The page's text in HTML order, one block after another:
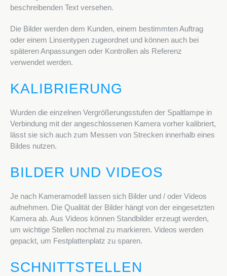
beschreibenden Text versehen.
Die Bilder werden dem Kunden, einem bestimmten Auftrag
oder einem Linsentypen zugeordnet und können auch bei
späteren Anpassungen oder Kontrollen als Referenz
verwendet werden.
KALIBRIERUNG
Wurden die einzelnen Vergrößerungsstufen der Spaltlampe in
Verbindung mit der angeschlossenen Kamera vorher kalibriert,
lässt sie sich auch zum Messen von Strecken innerhalb eines
Bildes nutzen.
BILDER UND VIDEOS
Je nach Kameramodell lassen sich Bilder und / oder Videos
aufnehmen. Die Qualität der Bilder hängt von der eingesetzten
Kamera ab. Aus Videos können Standbilder erzeugt werden,
um wichtige Stellen nochmal zu markieren. Videos werden
gepackt, um Festplattenplatz zu sparen.
SCHNITTSTELLEN